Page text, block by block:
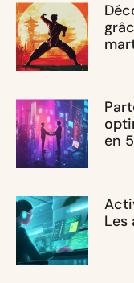
en
Les